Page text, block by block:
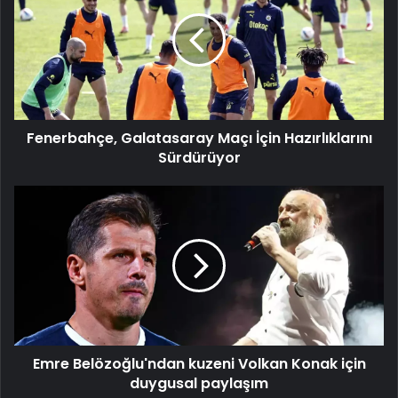
Maçı
İçin
Hazırlıklarını
Sürdürüyor
Fenerbahçe, Galatasaray Maçı İçin Hazırlıklarını
Sürdürüyor
Belözoğlu'ndan
paylaşım
Emre Belözoğlu'ndan kuzeni Volkan Konak için
duygusal paylaşım